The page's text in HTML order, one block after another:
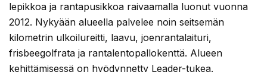
lepikkoa ja rantapusikkoa raivaamalla luonut vuonna
2012. Nykyään alueella palvelee noin seitsemän
kilometrin ulkoilureitti, laavu, joenrantalaituri,
frisbeegolfrata ja rantalentopallokenttä. Alueen
kehittämisessä on hyödynnetty Leader-tukea.